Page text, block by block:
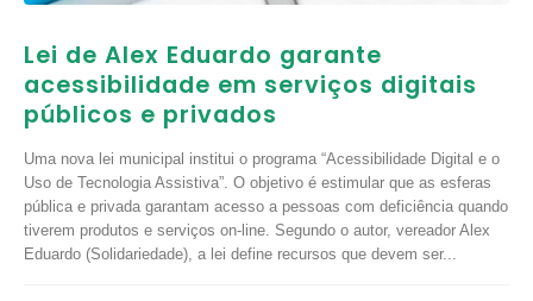
Lei de Alex Eduardo garante
acessibilidade em serviços digitais
públicos e privados
Uma nova lei municipal institui o programa “Acessibilidade Digital e o
Uso de Tecnologia Assistiva”. O objetivo é estimular que as esferas
pública e privada garantam acesso a pessoas com deficiência quando
tiverem produtos e serviços on-line. Segundo o autor, vereador Alex
Eduardo (Solidariedade), a lei define recursos que devem ser...